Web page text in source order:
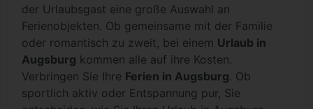
der Urlaubsgast eine große Auswahl an
Ferienobjekten. Ob gemeinsame mit der Familie
oder romantisch zu zweit, bei einem Urlaub in
Augsburg kommen alle auf ihre Kosten.
Verbringen Sie Ihre Ferien in Augsburg. Ob
sportlich aktiv oder Entspannung pur, Sie